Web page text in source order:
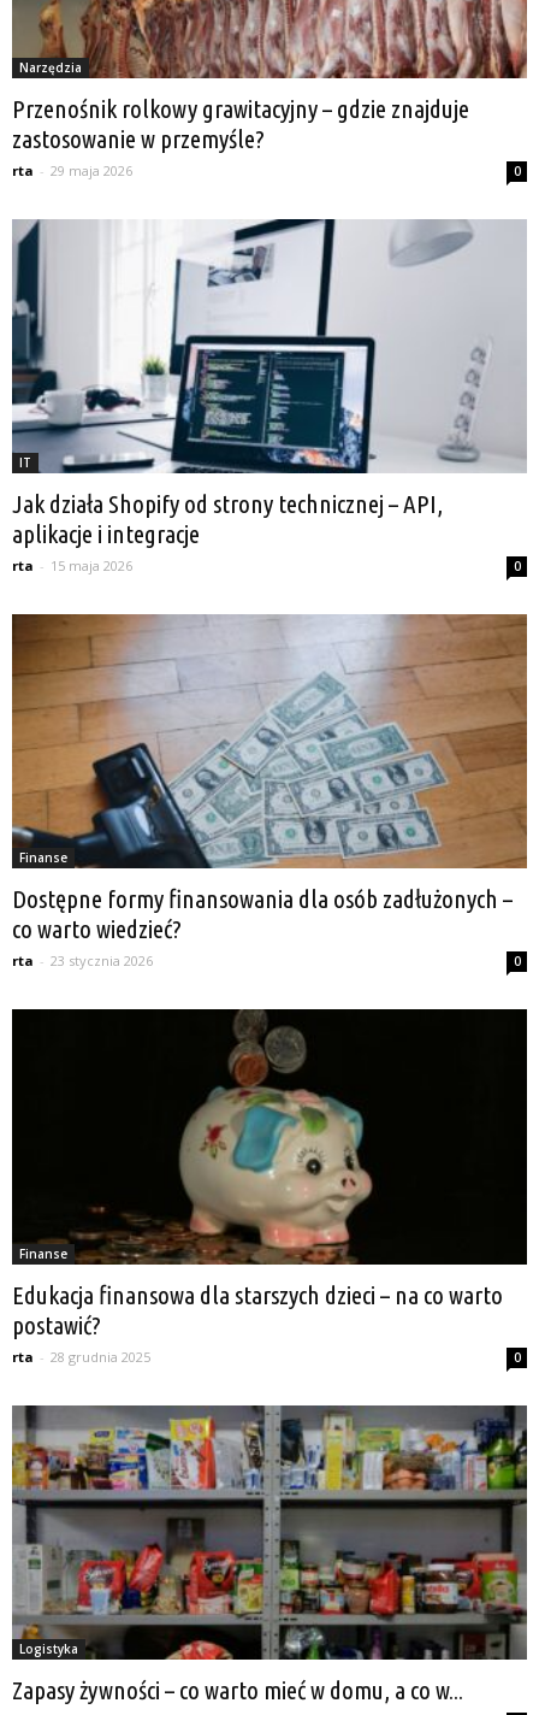
Narzędzia
Przenośnik rolkowy grawitacyjny – gdzie znajduje
zastosowanie w przemyśle?
rta - 29 maja 2026 0
IT
Jak działa Shopify od strony technicznej – API,
aplikacje i integracje
rta - 15 maja 2026 0
Finanse
Dostępne formy finansowania dla osób zadłużonych –
co warto wiedzieć?
rta - 23 stycznia 2026 0
Finanse
Edukacja finansowa dla starszych dzieci – na co warto
postawić?
rta - 28 grudnia 2025 0
Logistyka
Zapasy żywności – co warto mieć w domu, a co w...